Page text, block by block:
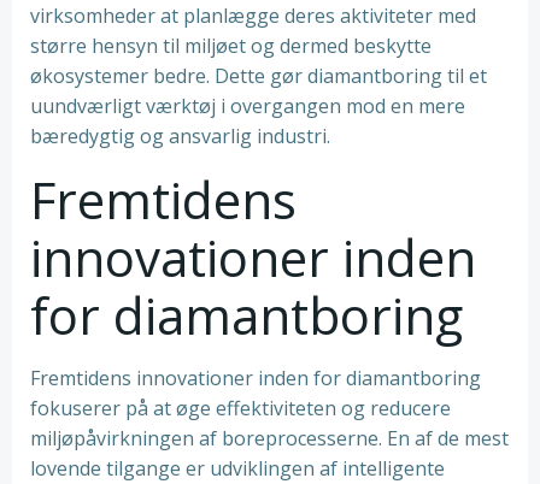
virksomheder at planlægge deres aktiviteter med
større hensyn til miljøet og dermed beskytte
økosystemer bedre. Dette gør diamantboring til et
uundværligt værktøj i overgangen mod en mere
bæredygtig og ansvarlig industri.
Fremtidens
innovationer inden
for diamantboring
Fremtidens innovationer inden for diamantboring
fokuserer på at øge effektiviteten og reducere
miljøpåvirkningen af boreprocesserne. En af de mest
lovende tilgange er udviklingen af intelligente